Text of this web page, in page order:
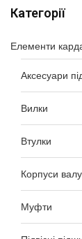
Категорії
Елементи
Аксесуари
Вилки
Втулки
Корпуси валу
Муфти